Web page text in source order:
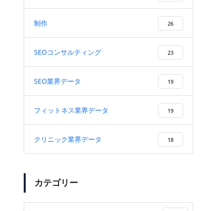
制作 26
SEOコンサルティング 23
SEO業界データ 19
フィットネス業界データ 19
クリニック業界データ 18
カテゴリー